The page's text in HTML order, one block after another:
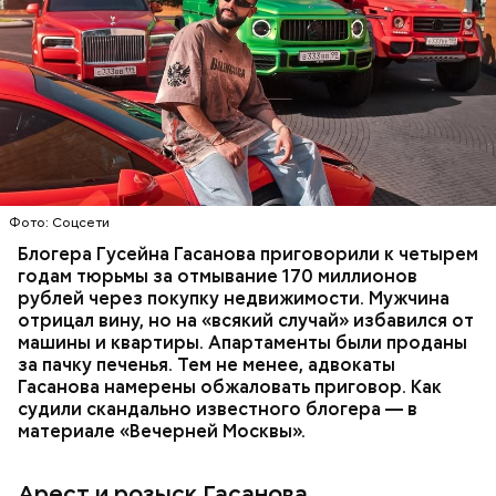
Фото: Соцсети
Блогера Гусейна Гасанова приговорили к четырем
годам тюрьмы за отмывание 170 миллионов
рублей через покупку недвижимости. Мужчина
отрицал вину, но на «всякий случай» избавился от
машины и квартиры. Апартаменты были проданы
за пачку печенья. Тем не менее, адвокаты
Гасанова намерены обжаловать приговор. Как
судили скандально известного блогера — в
материале «Вечерней Москвы».
В мае 2025 года МВД РФ объявило в
международный розыскблогера Гусейна Гасанова.
В его отношении возбудили уголовное дело о
неуплате налогов и легализации преступных
доходов в особо крупном размере. В тот же день
мужчину заочно арестовали.
Фото: База розыска МВД РФ
НАЛОГИ ПОИСК ЛЮДЕЙ ДЕНЬГИ
МВД
ГАСАН ГУСЕЙНОВ
Молодого человека задержали. На первом же
допросе он признался, что планировал отравить
только отчима. Тогда следователи посчитали, что
мотивом преступления была квартира родителей,
которая в случае их смерти перешла бы сыну. Но
спустя несколько дней Миссюра заявил, что ранее
уже травил других людей.